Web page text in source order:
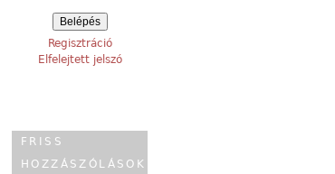
Regisztráció
Elfelejtett jelszó
FRISS
HOZZÁSZÓLÁSOK